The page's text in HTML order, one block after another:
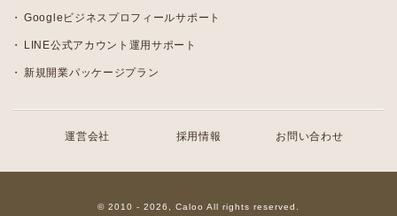
Googleビジネスプロフィールサポート
LINE公式アカウント運用サポート
新規開業パッケージプラン
運営会社 採用情報 お問い合わせ
© 2010 - 2026, Caloo All rights reserved.